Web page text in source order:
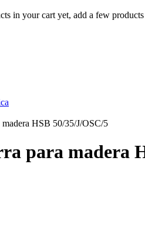
in your cart yet, add a few
madera HSB 50/35/J/OSC/5
para madera